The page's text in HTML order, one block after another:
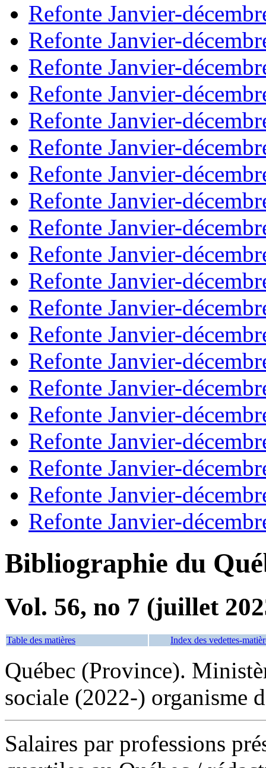
Refonte Janvier-
Refonte Janvier-
Refonte Janvier-
Refonte Janvier-
Refonte Janvier-
Refonte Janvier-
Refonte Janvier-
Refonte Janvier-
Refonte Janvier-
Refonte Janvier-
Refonte Janvier-
Refonte Janvier-
Refonte Janvier-
Refonte Janvier-
Refonte Janvier-
Refonte Janvier-
Refonte Janvier-
Refonte Janvier-
Refonte Janvier-
Refonte Janvier-
Bibliographie du
Vol. 56, no 7 (juillet
Table des matières Index des vedettes-
Québec (Province).
sociale (2022-) organisme
Salaires par professions